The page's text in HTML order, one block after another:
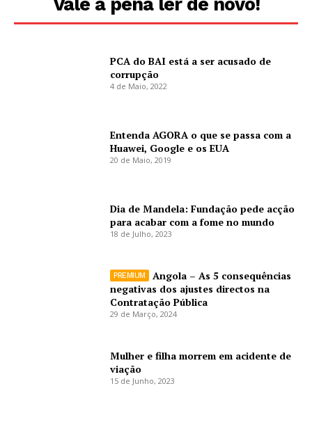
PCA do BAI está a ser acusado de
corrupção
4 de Maio, 2022
Entenda AGORA o que se passa com a
Huawei, Google e os EUA
20 de Maio, 2019
Dia de Mandela: Fundação pede acção
para acabar com a fome no mundo
18 de Julho, 2023
Angola – As 5 consequências
negativas dos ajustes directos na
Contratação Pública
29 de Março, 2024
Mulher e filha morrem em acidente de
viação
15 de Junho, 2023